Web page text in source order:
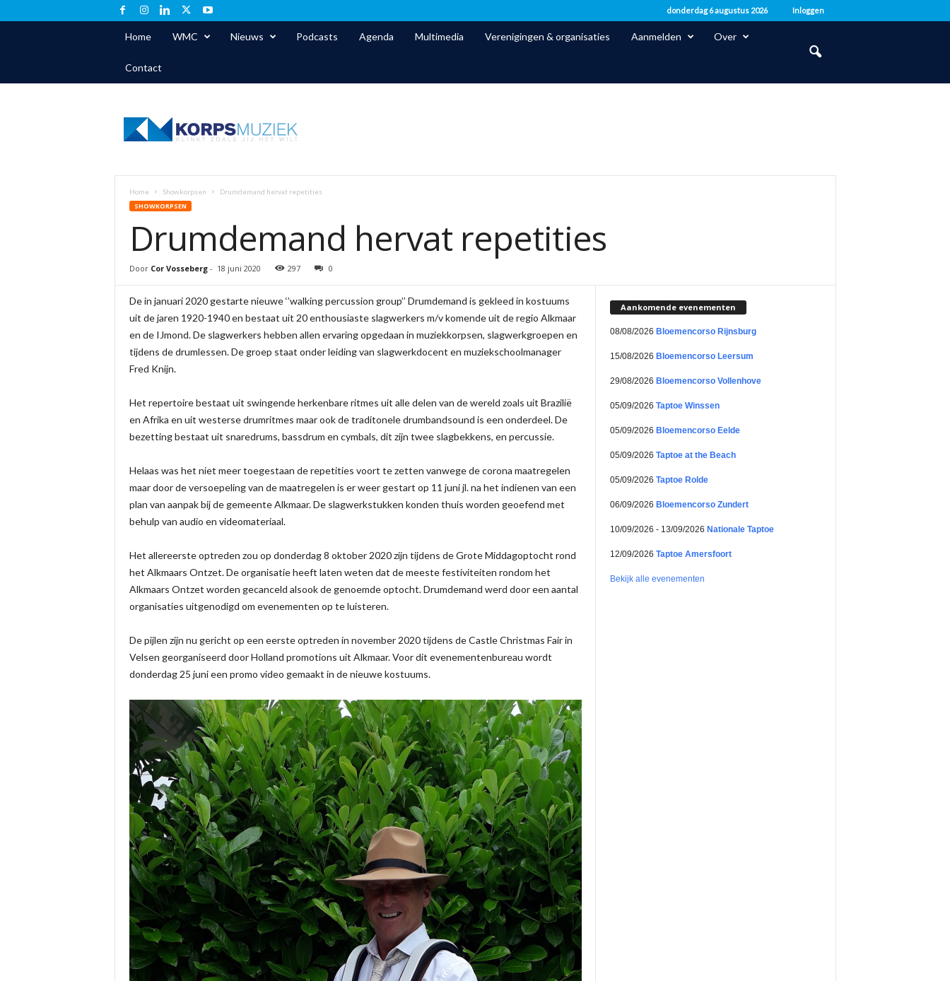
donderdag 6 augustus 2026 Inloggen
Home WMC Nieuws Podcasts Agenda Multimedia Verenigingen & organisaties Aanmelden Over
Contact
l
Home Showkorpsen Drumdemand hervat repetities
SHOWKORPSEN
Drumdemand hervat repetities
Door Cor Vosseberg- 18 juni 2020 297 0
De in januari 2020 gestarte nieuwe ‘’walking percussion group’’ Drumdemand is gekleed in kostuums
uit de jaren 1920-1940 en bestaat uit 20 enthousiaste slagwerkers m/v komende uit de regio Alkmaar
en de IJmond. De slagwerkers hebben allen ervaring opgedaan in muziekkorpsen, slagwerkgroepen en
tijdens de drumlessen. De groep staat onder leiding van slagwerkdocent en muziekschoolmanager
Fred Knijn.
Het repertoire bestaat uit swingende herkenbare ritmes uit alle delen van de wereld zoals uit Brazilië
en Afrika en uit westerse drumritmes maar ook de traditonele drumbandsound is een onderdeel. De
bezetting bestaat uit snaredrums, bassdrum en cymbals, dit zijn twee slagbekkens, en percussie.
Helaas was het niet meer toegestaan de repetities voort te zetten vanwege de corona maatregelen
maar door de versoepeling van de maatregelen is er weer gestart op 11 juni jl. na het indienen van een
plan van aanpak bij de gemeente Alkmaar. De slagwerkstukken konden thuis worden geoefend met
behulp van audio en videomateriaal.
Het allereerste optreden zou op donderdag 8 oktober 2020 zijn tijdens de Grote Middagoptocht rond
het Alkmaars Ontzet. De organisatie heeft laten weten dat de meeste festiviteiten rondom het
Alkmaars Ontzet worden gecanceld alsook de genoemde optocht. Drumdemand werd door een aantal
organisaties uitgenodigd om evenementen op te luisteren.
De pijlen zijn nu gericht op een eerste optreden in november 2020 tijdens de Castle Christmas Fair in
Velsen georganiseerd door Holland promotions uit Alkmaar. Voor dit evenementenbureau wordt
donderdag 25 juni een promo video gemaakt in de nieuwe kostuums.
Aankomende evenementen
08/08/2026 Bloemencorso Rijnsburg
15/08/2026 Bloemencorso Leersum
29/08/2026 Bloemencorso Vollenhove
05/09/2026 Taptoe Winssen
05/09/2026 Bloemencorso Eelde
05/09/2026 Taptoe at the Beach
05/09/2026 Taptoe Rolde
06/09/2026 Bloemencorso Zundert
10/09/2026 - 13/09/2026 Nationale Taptoe
12/09/2026 Taptoe Amersfoort
Bekijk alle evenementen